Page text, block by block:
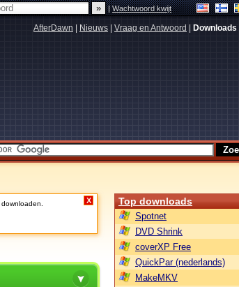
|Wachtwoord kwijt
AfterDawn Nieuws Vraag en Antwoord Downloads
downloaden.
X Top downloads
Spotnet
DVD Shrink
coverXP Free
QuickPar (nederlands)
MakeMKV